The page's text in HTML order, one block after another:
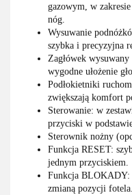
gazowym, w
nóg.
Wysuwanie
szybka i precyzyjna
Zagłówek
wygodne ułożenie
Podłokietniki
zwiększają komfort
Sterowanie: w
przyciski w
Sterownik nożny
Funkcja RESET:
jednym przyciskiem.
Funkcja BLOKADY:
zmianą pozycji fotela.